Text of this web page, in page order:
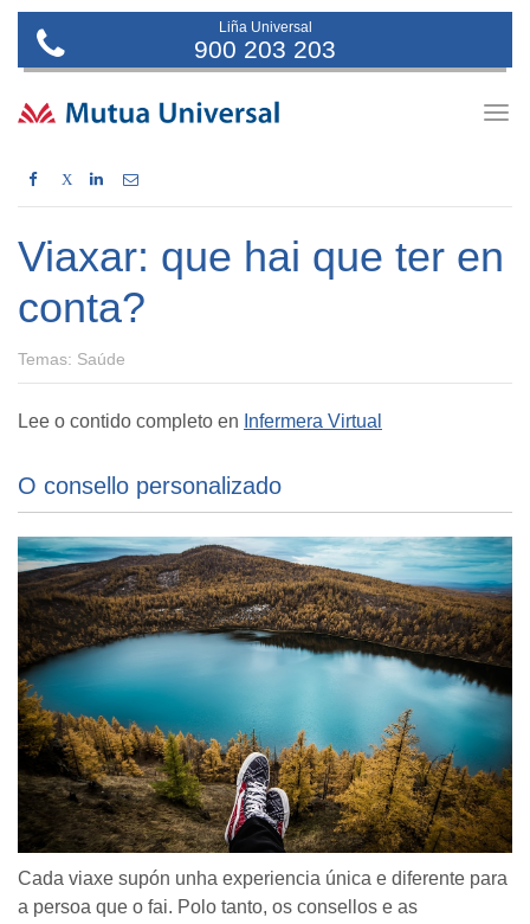
Liña Universal
900 203 203
X
Viaxar: que hai que ter en
conta?
Temas: Saúde
Lee o contido completo en Infermera Virtual
O consello personalizado
Cada viaxe supón unha experiencia única e diferente para
a persoa que o fai. Polo tanto, os consellos e as